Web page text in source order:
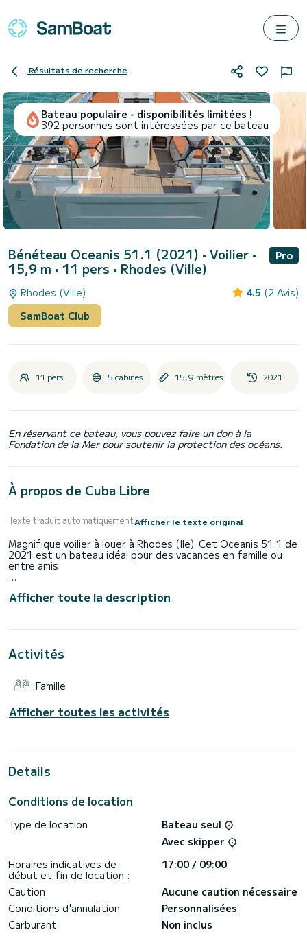
Résultats de recherche
Bateau populaire - disponibilités limitées !
392 personnes sont intéressées par ce bateau
Bénéteau Oceanis 51.1 (2021) • Voilier •
15,9 m • 11 pers • Rhodes (Ville)
Pro
Rhodes (Ville) 4.5 (2 Avis)
SamBoat Club
11 pers. 5 cabines 15,9 mètres 2021
En réservant ce bateau, vous pouvez faire un don à la
Fondation de la Mer pour soutenir la protection des océans.
À propos de Cuba Libre
Texte traduit automatiquementAfficher le texte original
Magnifique voilier à louer à Rhodes (Ile). Cet Oceanis 51.1 de
2021 est un bateau idéal pour des vacances en famille ou
entre amis.
d'une capacité de 11 personnes. D'une longueur hors tout
de 16 mètres, il sera votre meilleur allié pour passer des
Rhodes (Ile)
Cet Oceanis 51.1 est équipé de 3 salles d'eau avec douche.
Moteur hors-bord, Propulseur d'étrave, Winch électrique,
Nous vous invitons à faire une demande de devis
Afficher toute la description
Activités
Famille
Afficher toutes les activités
Details
Conditions de location
Type de location
Bateau seul
Avec skipper
Horaires indicatives de
début et fin de location :
17:00 / 09:00
Caution
Aucune caution nécessaire
Conditions d'annulation
Personnalisées
Carburant
Non inclus